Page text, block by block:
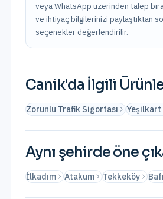
veya WhatsApp üzerinden talep
ve ihtiyaç bilgilerinizi paylaştıktan
seçenekler değerlendirilir.
Canik'da İlgili
Zorunlu Trafik Sigortası Yeşilkart
Aynı şehirde öne
İlkadım Atakum Tekkeköy